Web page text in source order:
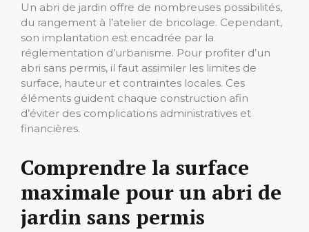
Un abri de jardin offre de nombreuses possibilités,
du rangement à l’atelier de bricolage. Cependant,
son implantation est encadrée par la
réglementation d’urbanisme. Pour profiter d’un
abri sans permis, il faut assimiler les limites de
surface, hauteur et contraintes locales. Ces
éléments guident chaque construction afin
d’éviter des complications administratives et
financières.
Comprendre la surface
maximale pour un abri de
jardin sans permis